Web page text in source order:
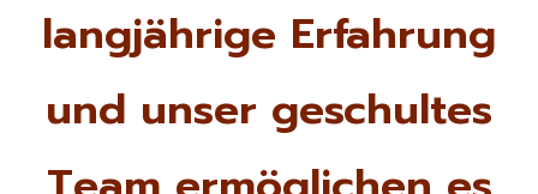
langjährige Erfahrung
und unser geschultes